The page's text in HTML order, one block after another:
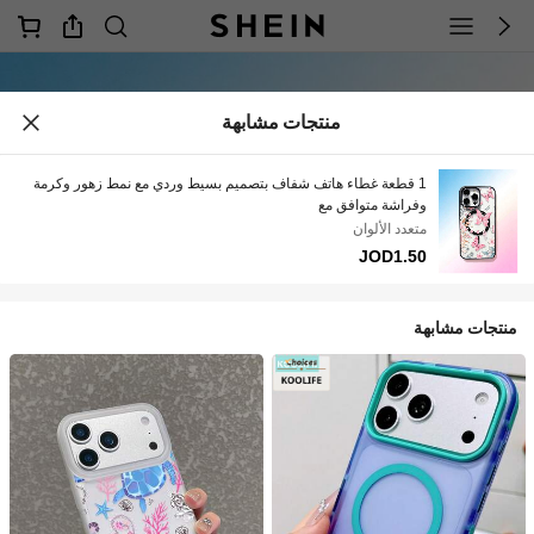
منتجات مشابهة
1 قطعة غطاء هاتف شفاف بتصميم بسيط وردي مع نمط زهور وكرمة
وفراشة متوافق مع
عصري للنساء
متعدد الألوان
JOD1.50
منتجات مشابهة